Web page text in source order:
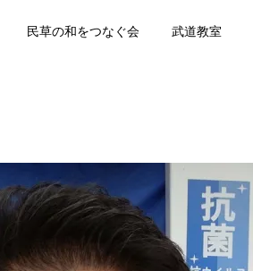
民草の和をつなぐ会 武道教室